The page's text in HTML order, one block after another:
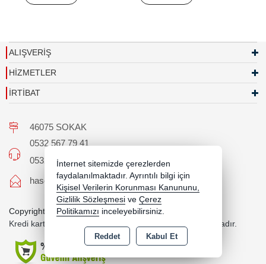
ALIŞVERİŞ
HİZMETLER
İRTİBAT
46075 SOKAK
0532 567 79 41
0532 567 79 41
hascaroto@hotmail.com
Copyright 2026 hascaroto.com - Tüm hakları saklıdır.
Kredi kartı bilgileriniz 256bit SSL sertifikası ile korunmaktadır.
İnternet sitemizde çerezlerden
faydalanılmaktadır. Ayrıntılı bilgi için
Kişisel Verilerin Korunması Kanununu,
Gizlilik Sözleşmesi ve Çerez
Politikamızı inceleyebilirsiniz.
Reddet Kabul Et